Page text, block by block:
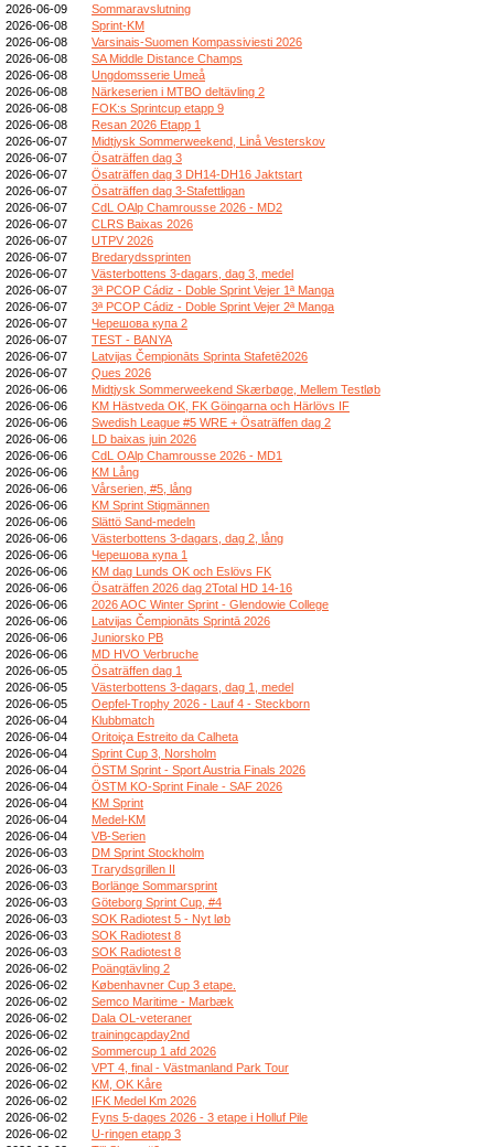
2026-06-09
Sommaravslutning
2026-06-08
Sprint-KM
2026-06-08
Varsinais-Suomen Kompassiviesti 2026
2026-06-08
SA Middle Distance Champs
2026-06-08
Ungdomsserie Umeå
2026-06-08
Närkeserien i MTBO deltävling 2
2026-06-08
FOK:s Sprintcup etapp 9
2026-06-08
Resan 2026 Etapp 1
2026-06-07
Midtjysk Sommerweekend, Linå Vesterskov
2026-06-07
Ösaträffen dag 3
2026-06-07
Ösaträffen dag 3 DH14-DH16 Jaktstart
2026-06-07
Ösaträffen dag 3-Stafettligan
2026-06-07
CdL OAlp Chamrousse 2026 - MD2
2026-06-07
CLRS Baixas 2026
2026-06-07
UTPV 2026
2026-06-07
Bredarydssprinten
2026-06-07
Västerbottens 3-dagars, dag 3, medel
2026-06-07
3ª PCOP Cádiz - Doble Sprint Vejer 1ª Manga
2026-06-07
3ª PCOP Cádiz - Doble Sprint Vejer 2ª Manga
2026-06-07
Черешова купа 2
2026-06-07
TEST - BANYA
2026-06-07
Latvijas Čempionāts Sprinta Stafetē2026
2026-06-07
Ques 2026
2026-06-06
Midtjysk Sommerweekend Skærbøge, Mellem Testløb
2026-06-06
KM Hästveda OK, FK Göingarna och Härlövs IF
2026-06-06
Swedish League #5 WRE + Ösaträffen dag 2
2026-06-06
LD baixas juin 2026
2026-06-06
CdL OAlp Chamrousse 2026 - MD1
2026-06-06
KM Lång
2026-06-06
Vårserien, #5, lång
2026-06-06
KM Sprint Stigmännen
2026-06-06
Slättö Sand-medeln
2026-06-06
Västerbottens 3-dagars, dag 2, lång
2026-06-06
Черешова купа 1
2026-06-06
KM dag Lunds OK och Eslövs FK
2026-06-06
Ösaträffen 2026 dag 2Total HD 14-16
2026-06-06
2026 AOC Winter Sprint - Glendowie College
2026-06-06
Latvijas Čempionāts Sprintā 2026
2026-06-06
Juniorsko PB
2026-06-06
MD HVO Verbruche
2026-06-05
Ösaträffen dag 1
2026-06-05
Västerbottens 3-dagars, dag 1, medel
2026-06-05
Oepfel-Trophy 2026 - Lauf 4 - Steckborn
2026-06-04
Klubbmatch
2026-06-04
Oritoiça Estreito da Calheta
2026-06-04
Sprint Cup 3, Norsholm
2026-06-04
ÖSTM Sprint - Sport Austria Finals 2026
2026-06-04
ÖSTM KO-Sprint Finale - SAF 2026
2026-06-04
KM Sprint
2026-06-04
Medel-KM
2026-06-04
VB-Serien
2026-06-03
DM Sprint Stockholm
2026-06-03
Trarydsgrillen II
2026-06-03
Borlänge Sommarsprint
2026-06-03
Göteborg Sprint Cup, #4
2026-06-03
SOK Radiotest 5 - Nyt løb
2026-06-03
SOK Radiotest 8
2026-06-03
SOK Radiotest 8
2026-06-02
Poängtävling 2
2026-06-02
Københavner Cup 3 etape.
2026-06-02
Semco Maritime - Marbæk
2026-06-02
Dala OL-veteraner
2026-06-02
trainingcapday2nd
2026-06-02
Sommercup 1 afd 2026
2026-06-02
VPT 4, final - Västmanland Park Tour
2026-06-02
KM, OK Kåre
2026-06-02
IFK Medel Km 2026
2026-06-02
Fyns 5-dages 2026 - 3 etape i Holluf Pile
2026-06-02
U-ringen etapp 3